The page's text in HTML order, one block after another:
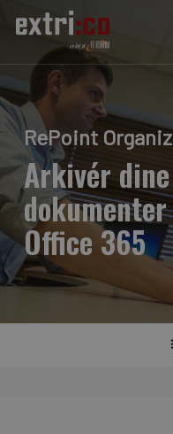
RePoint
Arkivér
Office 365